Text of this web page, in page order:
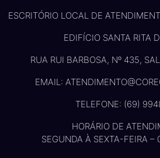
ESCRITÓRIO LOCAL DE
EDIFÍCIO SANTA RITA
RUA RUI BARBOSA, Nº 435,
EMAIL:
TELEFONE: (69)
HORÁRIO DE
SEGUNDA À SEXTA-FEIRA –